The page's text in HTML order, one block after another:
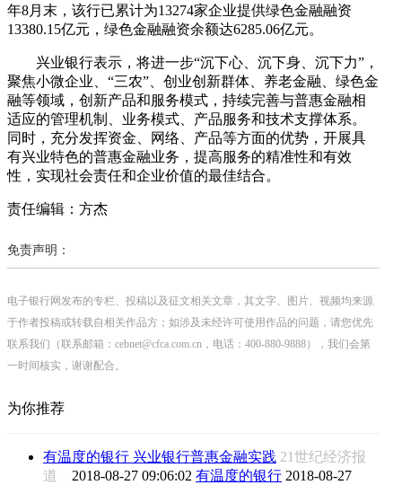
年8月末，该行已累计为13274家企业提供绿色金融融资
13380.15亿元，绿色金融融资余额达6285.06亿元。
兴业银行表示，将进一步“沉下心、沉下身、沉下力”，
聚焦小微企业、“三农”、创业创新群体、养老金融、绿色金
融等领域，创新产品和服务模式，持续完善与普惠金融相
适应的管理机制、业务模式、产品服务和技术支撑体系。
同时，充分发挥资金、网络、产品等方面的优势，开展具
有兴业特色的普惠金融业务，提高服务的精准性和有效
性，实现社会责任和企业价值的最佳结合。
责任编辑：方杰
免责声明：
电子银行网发布的专栏、投稿以及征文相关文章，其文字、图片、视频均来源
于作者投稿或转载自相关作品方；如涉及未经许可使用作品的问题，请您优先
联系我们（联系邮箱：cebnet@cfca.com.cn，电话：400-880-9888），我们会第
一时间核实，谢谢配合。
为你推荐
有温度的银行 兴业银行普惠金融实践 21世纪经济报
道 2018-08-27 09:06:02 有温度的银行 2018-08-27